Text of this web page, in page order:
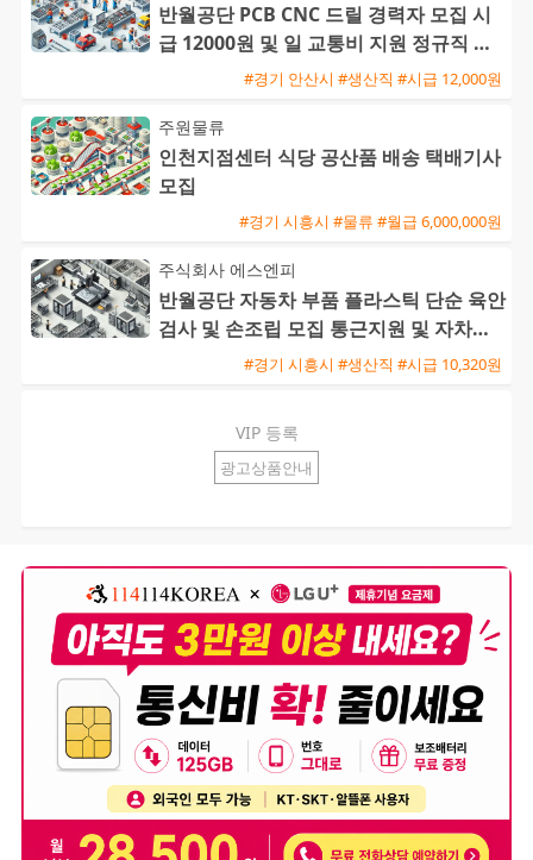
반월공단 PCB CNC 드릴 경력자 모집 시
급 12000원 및 일 교통비 지원 정규직 전
#경기 안산시 #생산직 #시급 12,000원
주원물류
인천지점센터 식당 공산품 배송 택배기사
모집
#경기 시흥시 #물류 #월급 6,000,000원
주식회사 에스엔피
반월공단 자동차 부품 플라스틱 단순 육안
검사 및 손조립 모집 통근지원 및 자차수
#경기 시흥시 #생산직 #시급 10,320원
VIP 등록
광고상품안내